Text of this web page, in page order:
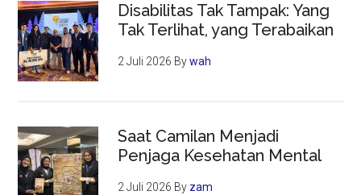
Disabilitas Tak Tampak: Yang
Tak Terlihat, yang Terabaikan
2 Juli 2026 Bywah
Saat Camilan Menjadi
Penjaga Kesehatan Mental
2 Juli 2026 By zam